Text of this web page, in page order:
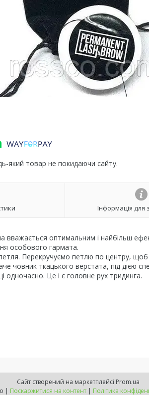
який товар не покидаючи сайту.
Інформація для
вважається оптимальним і найбільш
особового гармата.
Перекручуємо петлю по центру, щоб
ткацького верстата, під дією
одночасно. Це і є головне рух тридинга.
Сайт створений на маркетплейсі Prom.ua
roSSco | Поскаржитися на контент | Політика